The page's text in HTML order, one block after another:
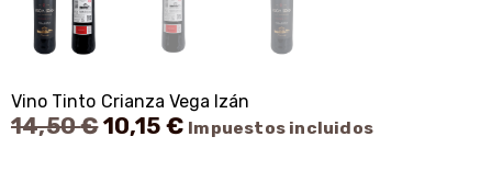
Vino Tinto Crianza Vega Izán
14,50€El
10,15 €El
Impuestos incluidos